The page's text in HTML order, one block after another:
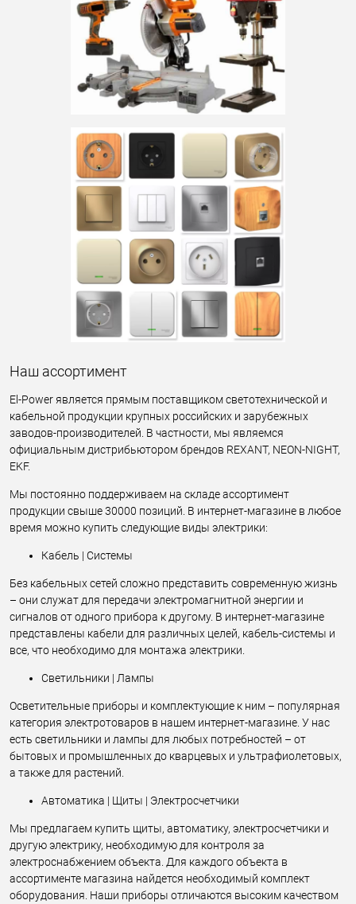
Наш ассортимент
El-Power является прямым поставщиком светотехнической и
кабельной продукции крупных российских и зарубежных
заводов-производителей. В частности, мы являемся
официальным дистрибьютором брендов REXANT, NEON-NIGHT,
EKF.
Мы постоянно поддерживаем на складе ассортимент
продукции свыше 30000 позиций. В интернет-магазине в любое
время можно купить следующие виды электрики:
Кабель | Системы
Без кабельных сетей сложно представить современную жизнь
– они служат для передачи электромагнитной энергии и
сигналов от одного прибора к другому. В интернет-магазине
представлены кабели для различных целей, кабель-системы и
все, что необходимо для монтажа электрики.
Светильники | Лампы
Осветительные приборы и комплектующие к ним – популярная
категория электротоваров в нашем интернет-магазине. У нас
есть светильники и лампы для любых потребностей – от
бытовых и промышленных до кварцевых и ультрафиолетовых,
а также для растений.
Автоматика | Щиты | Электросчетчики
Мы предлагаем купить щиты, автоматику, электросчетчики и
другую электрику, необходимую для контроля за
электроснабжением объекта. Для каждого объекта в
ассортименте магазина найдется необходимый комплект
оборудования. Наши приборы отличаются высоким качеством